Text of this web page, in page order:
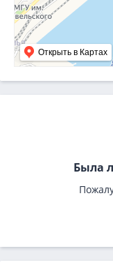
Открыть в Картах
Была